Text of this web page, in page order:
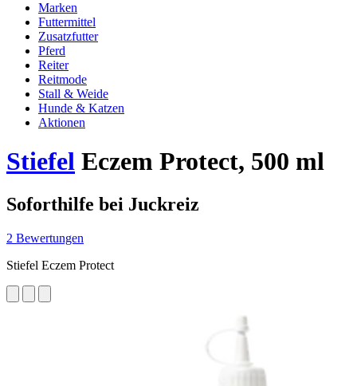
Marken
Futtermittel
Zusatzfutter
Pferd
Reiter
Reitmode
Stall & Weide
Hunde & Katzen
Aktionen
Stiefel Eczem Protect, 500 ml
Soforthilfe bei Juckreiz
2 Bewertungen
Stiefel Eczem Protect